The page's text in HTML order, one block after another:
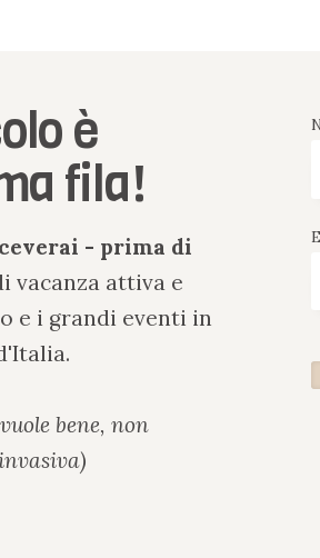
è
fila!
- prima di
vacanza attiva e
e i grandi eventi in
'Italia.
bene, non